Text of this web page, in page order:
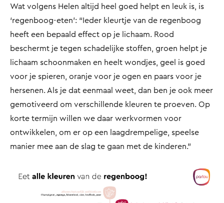
Wat volgens Helen altijd heel goed helpt en leuk is, is
‘regenboog-eten’: “Ieder kleurtje van de regenboog
heeft een bepaald effect op je lichaam. Rood
beschermt je tegen schadelijke stoffen, groen helpt je
lichaam schoonmaken en heelt wondjes, geel is goed
voor je spieren, oranje voor je ogen en paars voor je
hersenen. Als je dat eenmaal weet, dan ben je ook meer
gemotiveerd om verschillende kleuren te proeven. Op
korte termijn willen we daar werkvormen voor
ontwikkelen, om er op een laagdrempelige, speelse
manier mee aan de slag te gaan met de kinderen.”